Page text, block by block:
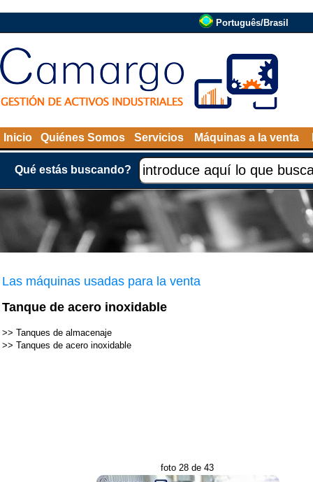
Português/Brasil
Inicio Quiénes Somos Servicios Máquinas a la venta
Qué estás buscando?
Las máquinas usadas para la venta
Tanque de acero inoxidable
>> Tanques de almacenaje
>> Tanques de acero inoxidable
foto 28 de 43